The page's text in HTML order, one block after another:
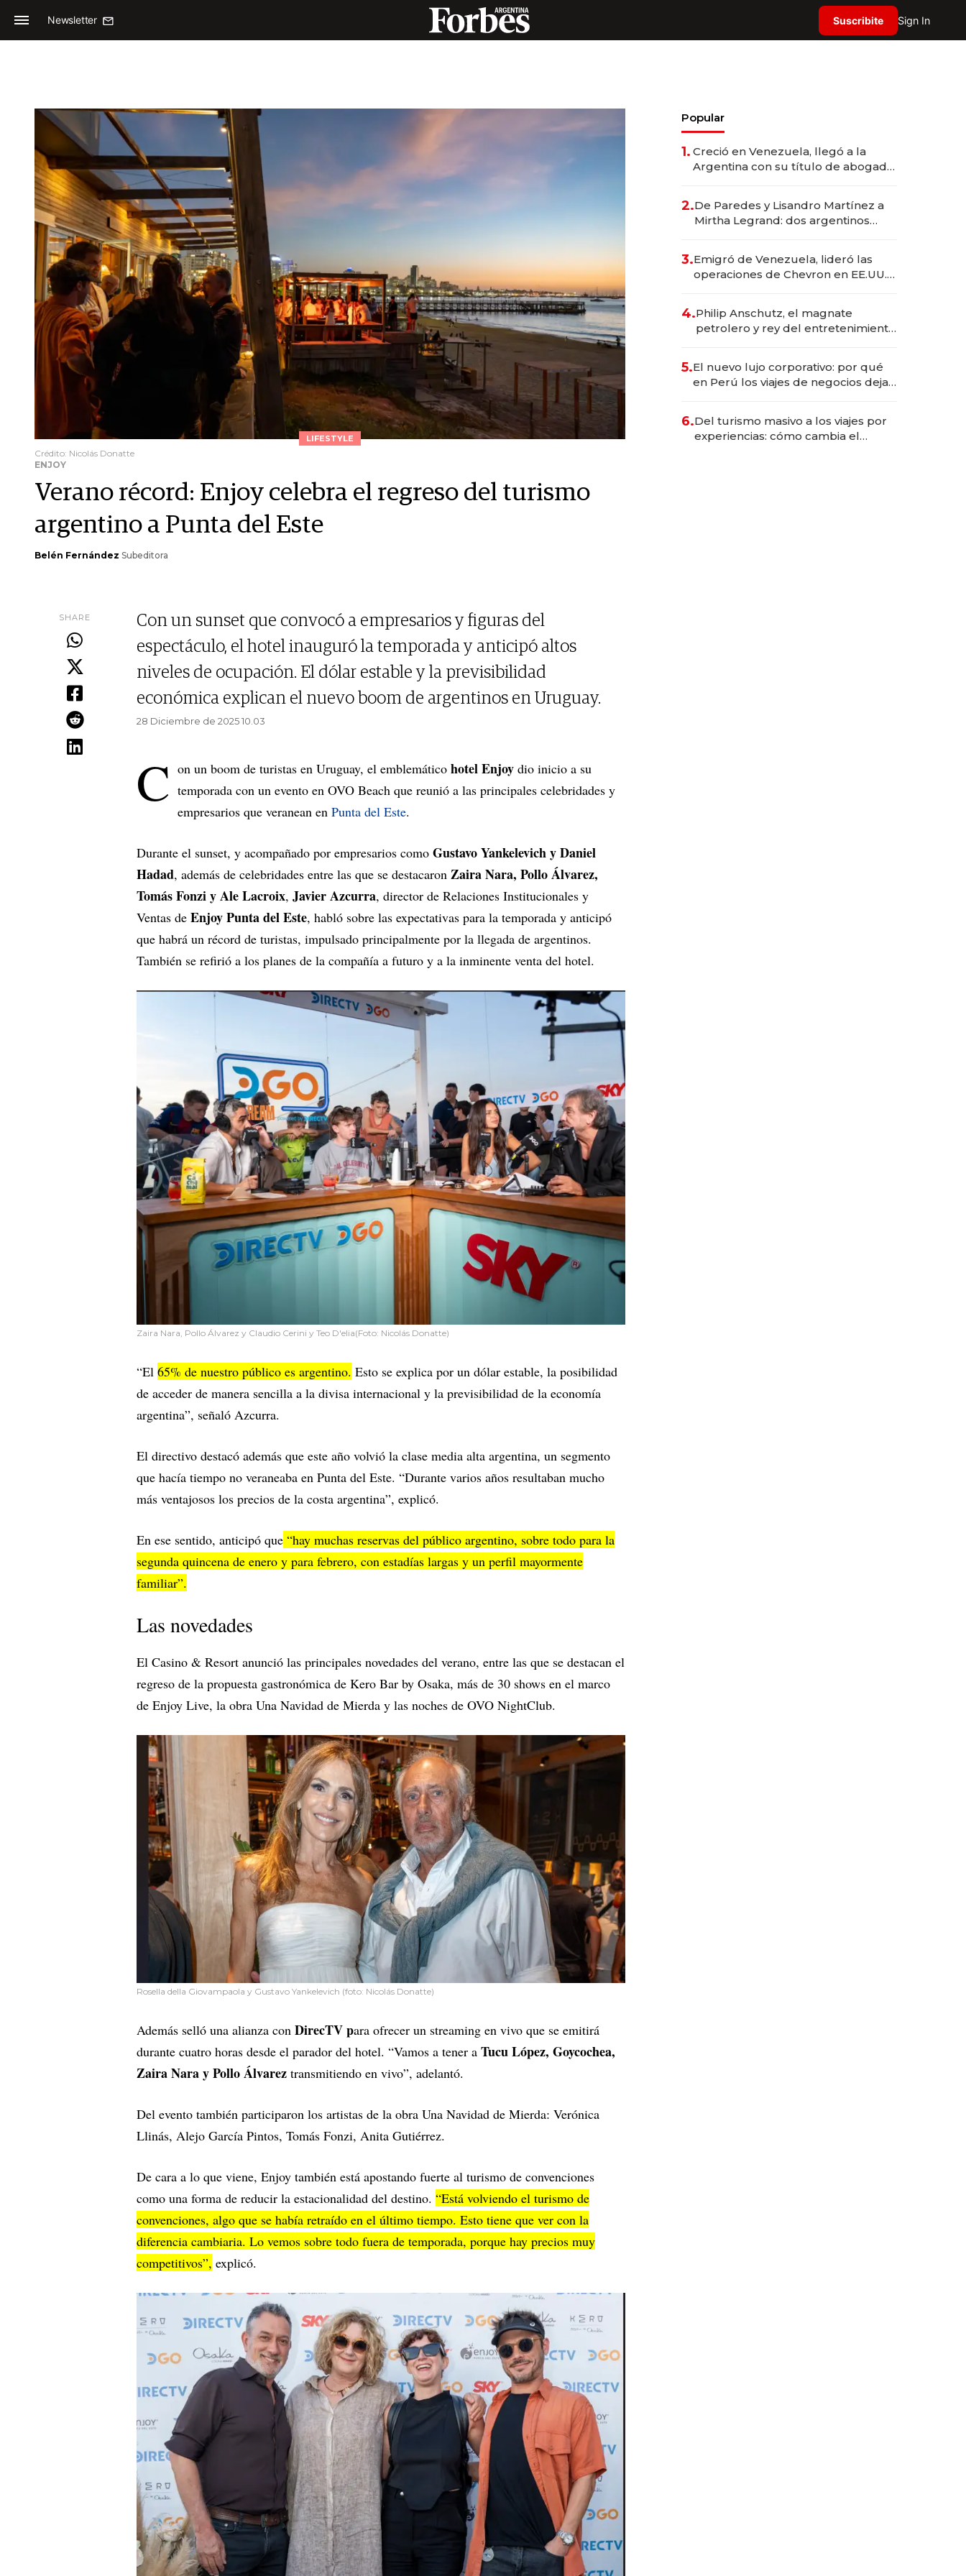
Newsletter Suscribite Sign In
LIFESTYLE
Crédito: Nicolás Donatte
ENJOY
Verano récord: Enjoy celebra el regreso del turismo
argentino a Punta del Este
Belén Fernández Subeditora
SHARE
Con un sunset que convocó a empresarios y figuras del
espectáculo, el hotel inauguró la temporada y anticipó altos
niveles de ocupación. El dólar estable y la previsibilidad
económica explican el nuevo boom de argentinos en Uruguay.
28 Diciembre de 2025 10.03
C on un boom de turistas en Uruguay, el emblemático hotel Enjoy dio inicio a su
temporada con un evento en OVO Beach que reunió a las principales celebridades y
empresarios que veranean en Punta del Este.
Durante el sunset, y acompañado por empresarios como Gustavo Yankelevich y Daniel
Hadad, además de celebridades entre las que se destacaron Zaira Nara, Pollo Álvarez,
Tomás Fonzi y Ale Lacroix, Javier Azcurra, director de Relaciones Institucionales y
Ventas de Enjoy Punta del Este, habló sobre las expectativas para la temporada y anticipó
que habrá un récord de turistas, impulsado principalmente por la llegada de argentinos.
También se refirió a los planes de la compañía a futuro y a la inminente venta del hotel.
Zaira Nara, Pollo Álvarez y Claudio Cerini y Teo D'elia(Foto: Nicolás Donatte)
“El 65% de nuestro público es argentino. Esto se explica por un dólar estable, la posibilidad
de acceder de manera sencilla a la divisa internacional y la previsibilidad de la economía
argentina”, señaló Azcurra.
El directivo destacó además que este año volvió la clase media alta argentina, un segmento
que hacía tiempo no veraneaba en Punta del Este. “Durante varios años resultaban mucho
más ventajosos los precios de la costa argentina”, explicó.
En ese sentido, anticipó que “hay muchas reservas del público argentino, sobre todo para la
segunda quincena de enero y para febrero, con estadías largas y un perfil mayormente
familiar”.
Las novedades
El Casino & Resort anunció las principales novedades del verano, entre las que se destacan el
regreso de la propuesta gastronómica de Kero Bar by Osaka, más de 30 shows en el marco
de Enjoy Live, la obra Una Navidad de Mierda y las noches de OVO NightClub.
Rosella della Giovampaola y Gustavo Yankelevich (foto: Nicolás Donatte)
Además selló una alianza con DirecTV para ofrecer un streaming en vivo que se emitirá
durante cuatro horas desde el parador del hotel. “Vamos a tener a Tucu López, Goycochea,
Zaira Nara y Pollo Álvarez transmitiendo en vivo”, adelantó.
Del evento también participaron los artistas de la obra Una Navidad de Mierda: Verónica
Llinás, Alejo García Pintos, Tomás Fonzi, Anita Gutiérrez.
De cara a lo que viene, Enjoy también está apostando fuerte al turismo de convenciones
como una forma de reducir la estacionalidad del destino. “Está volviendo el turismo de
convenciones, algo que se había retraído en el último tiempo. Esto tiene que ver con la
diferencia cambiaria. Lo vemos sobre todo fuera de temporada, porque hay precios muy
competitivos”, explicó.
Popular
1. Creció en Venezuela, llegó a la
Argentina con su título de abogado
marcas "fast premium"
2.De Paredes y Lisandro Martínez a
Mirtha Legrand: dos argentinos
3.Emigró de Venezuela, lideró las
operaciones de Chevron en EE.UU. y
4.Philip Anschutz, el magnate
petrolero y rey del entretenimiento
5.El nuevo lujo corporativo: por qué
en Perú los viajes de negocios dejan
6.Del turismo masivo a los viajes por
experiencias: cómo cambia el